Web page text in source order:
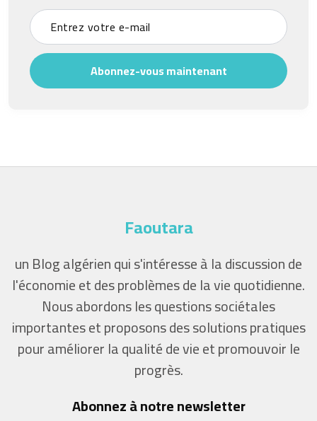
Abonnez-vous maintenant
Faoutara
un Blog algérien qui s'intéresse à la discussion de
l'économie et des problèmes de la vie quotidienne.
Nous abordons les questions sociétales
importantes et proposons des solutions pratiques
pour améliorer la qualité de vie et promouvoir le
progrès.
Abonnez à notre newsletter